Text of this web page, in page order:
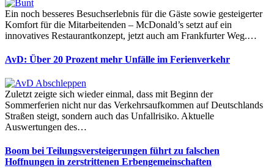
Ein noch besseres Besuchserlebnis für die Gäste sowie gesteigerter
Komfort für die Mitarbeitenden – McDonald’s setzt auf ein
innovatives Restaurantkonzept, jetzt auch am Frankfurter Weg.…
AvD: Über 20 Prozent mehr Unfälle im Ferienverkehr
Zuletzt zeigte sich wieder einmal, dass mit Beginn der
Sommerferien nicht nur das Verkehrsaufkommen auf Deutschlands
Straßen steigt, sondern auch das Unfallrisiko. Aktuelle
Auswertungen des…
Boom bei Teilungsversteigerungen führt zu falschen
Hoffnungen in zerstrittenen Erbengemeinschaften